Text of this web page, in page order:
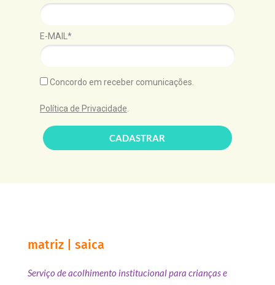
E-MAIL*
Concordo em receber comunicações.
Política de Privacidade.
CADASTRAR
matriz | saica
Serviço de acolhimento institucional para crianças e